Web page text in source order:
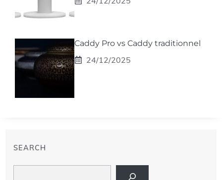
Caddy Pro vs Caddy traditionnel
24/12/2025
SEARCH